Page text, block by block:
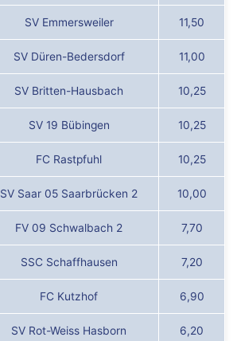
SV Emmersweiler 11,50
SV Düren-Bedersdorf 11,00
SV Britten-Hausbach 10,25
SV 19 Bübingen 10,25
FC Rastpfuhl 10,25
SV Saar 05 Saarbrücken 2 10,00
FV 09 Schwalbach 2 7,70
SSC Schaffhausen 7,20
FC Kutzhof 6,90
SV Rot-Weiss Hasborn 6,20